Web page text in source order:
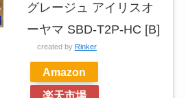
グレージュ アイリスオ
ーヤマ SBD-T2P-HC [B]
created by Rinker
Amazon